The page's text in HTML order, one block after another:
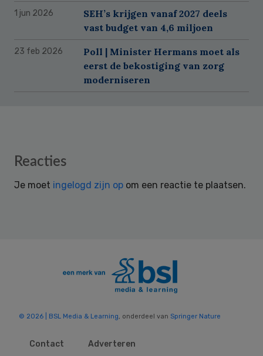
1 jun 2026
SEH’s krijgen vanaf 2027 deels
vast budget van 4,6 miljoen
23 feb 2026
Poll | Minister Hermans moet als
eerst de bekostiging van zorg
moderniseren
Reader
Reacties
Je moet ingelogd zijn op om een reactie te plaatsen.
© 2026 | BSL Media & Learning , onderdeel van Springer Nature
Contact Adverteren